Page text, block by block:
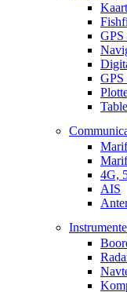
GPS
GPS
4G,
AIS